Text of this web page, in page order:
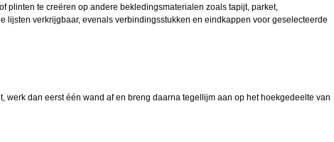
plinten te creëren op andere bekledingsmaterialen zoals tapijt, parket,
verkrijgbaar, evenals verbindingsstukken en eindkappen voor geselecteerde
dan eerst één wand af en breng daarna tegellijm aan op het hoekgedeelte van